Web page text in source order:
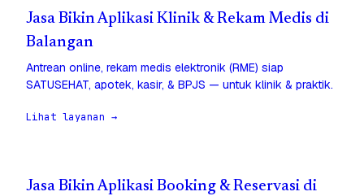
Jasa Bikin Aplikasi Klinik & Rekam Medis di
Balangan
Antrean online, rekam medis elektronik (RME) siap
SATUSEHAT, apotek, kasir, & BPJS — untuk klinik & praktik.
Lihat layanan →
Jasa Bikin Aplikasi Booking & Reservasi di